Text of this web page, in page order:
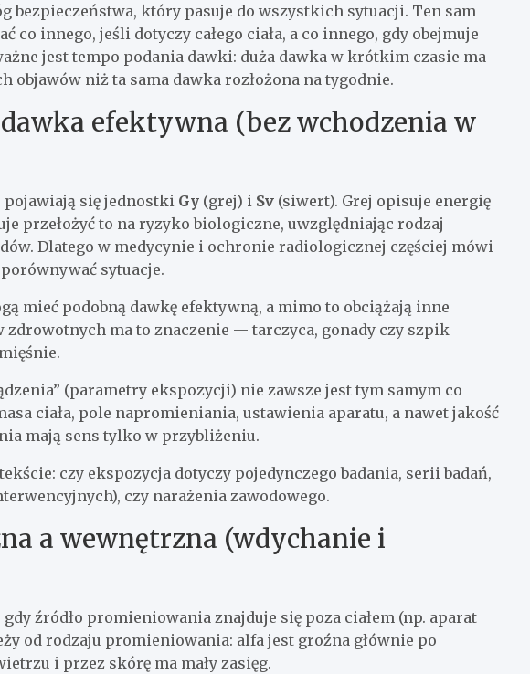
bezpieczeństwa, który pasuje do wszystkich sytuacji. Ten sam
innego, jeśli dotyczy całego ciała, a co innego, gdy obejmuje
jest tempo podania dawki: duża dawka w krótkim czasie ma
objawów niż ta sama dawka rozłożona na tygodnie.
efektywna (bez wchodzenia w
pojawiają się jednostki Gy (grej) i Sv (siwert). Grej opisuje energię
przełożyć to na ryzyko biologiczne, uwzględniając rodzaj
Dlatego w medycynie i ochronie radiologicznej częściej mówi
sytuacje.
mieć podobną dawkę efektywną, a mimo to obciążają inne
ma to znaczenie — tarczyca, gonady czy szpik
(parametry ekspozycji) nie zawsze jest tym samym co
ciała, pole napromieniania, ustawienia aparatu, a nawet jakość
mają sens tylko w przybliżeniu.
czy ekspozycja dotyczy pojedynczego badania, serii badań,
czy narażenia zawodowego.
a wewnętrzna (wdychanie i
gdy źródło promieniowania znajduje się poza ciałem (np. aparat
od rodzaju promieniowania: alfa jest groźna głównie po
i przez skórę ma mały zasięg.